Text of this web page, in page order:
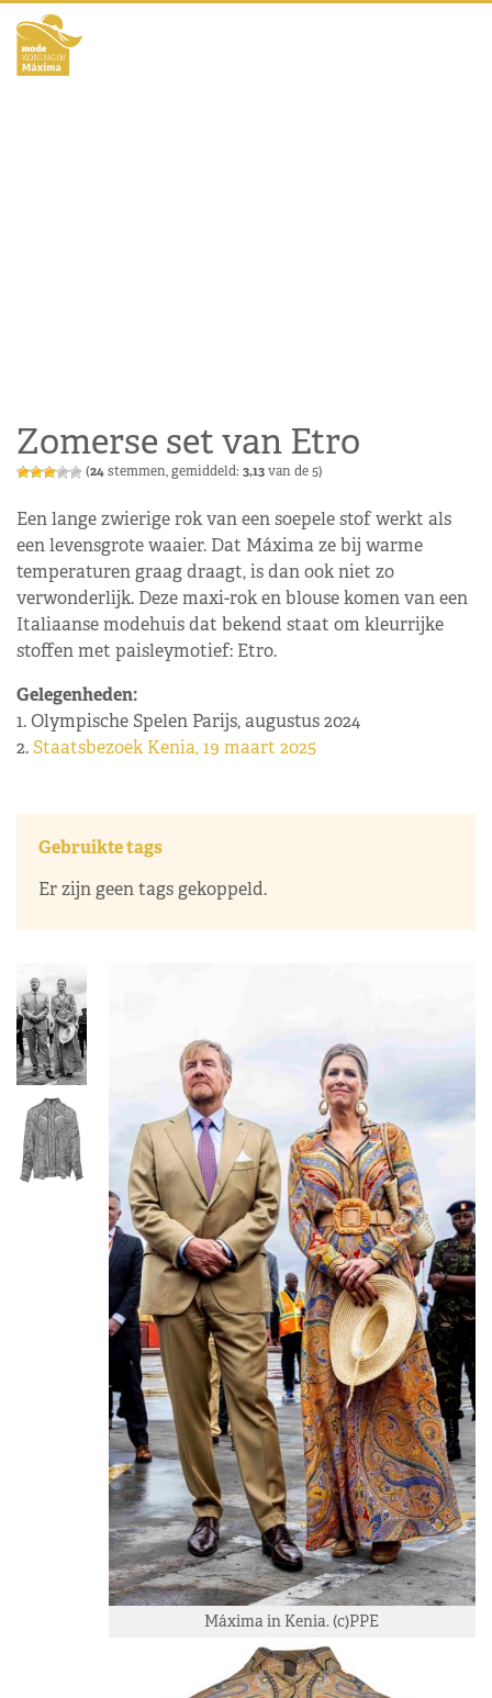
Máxima in Kenia. (c)PPE
Zomerse set van Etro
(24stemmen, gemiddeld: 3,13van de 5)
Een lange zwierige rok van een soepele stof werkt als
een levensgrote waaier. Dat Máxima ze bij warme
temperaturen graag draagt, is dan ook niet zo
verwonderlijk. Deze maxi-rok en blouse komen van een
Italiaanse modehuis dat bekend staat om kleurrijke
stoffen met paisleymotief: Etro.
Gelegenheden:
1. Olympische Spelen Parijs, augustus 2024
2. Staatsbezoek Kenia, 19 maart 2025
Gebruikte tags
Er zijn geen tags gekoppeld.